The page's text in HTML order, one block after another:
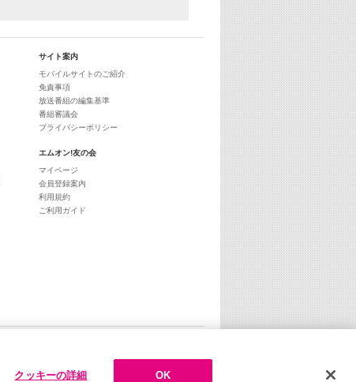
サイト案内
モバイルサイトのご紹介
免責事項
放送番組の編集基準
番組審議会
プライバシーポリシー
エムオン!友の会
マイページ
会員登録案内
利用規約
ご利用ガイド
クッキーの詳細 OK